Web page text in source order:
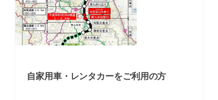
自家用車・レンタカーをご利用の方